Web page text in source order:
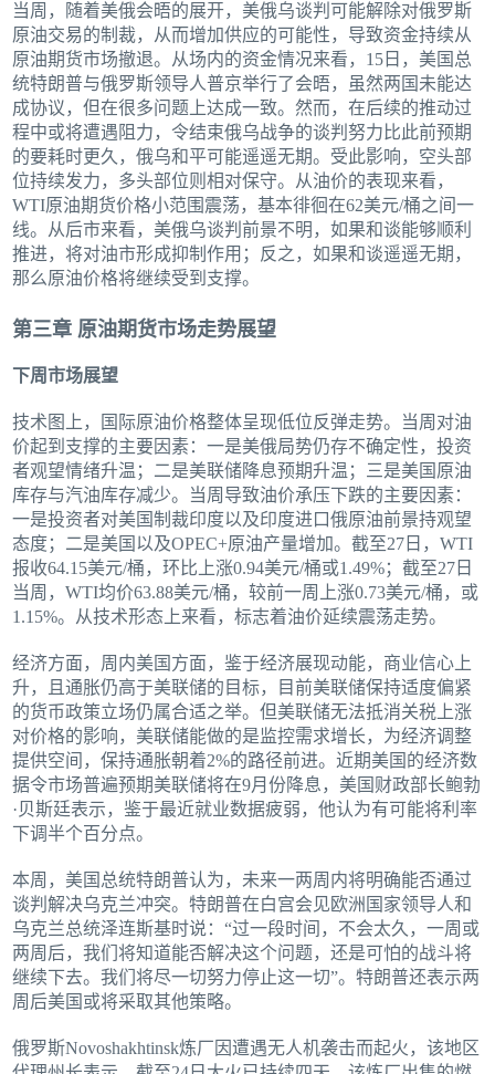
当周，随着美俄会晤的展开，美俄乌谈判可能解除对俄罗斯
原油交易的制裁，从而增加供应的可能性，导致资金持续从
原油期货市场撤退。从场内的资金情况来看，15日，美国总
统特朗普与俄罗斯领导人普京举行了会晤，虽然两国未能达
成协议，但在很多问题上达成一致。然而，在后续的推动过
程中或将遭遇阻力，令结束俄乌战争的谈判努力比此前预期
的要耗时更久，俄乌和平可能遥遥无期。受此影响，空头部
位持续发力，多头部位则相对保守。从油价的表现来看，
WTI原油期货价格小范围震荡，基本徘徊在62美元/桶之间一
线。从后市来看，美俄乌谈判前景不明，如果和谈能够顺利
推进，将对油市形成抑制作用；反之，如果和谈遥遥无期，
那么原油价格将继续受到支撑。
第三章 原油期货市场走势展望
下周市场展望
技术图上，国际原油价格整体呈现低位反弹走势。当周对油
价起到支撑的主要因素：一是美俄局势仍存不确定性，投资
者观望情绪升温；二是美联储降息预期升温；三是美国原油
库存与汽油库存减少。当周导致油价承压下跌的主要因素：
一是投资者对美国制裁印度以及印度进口俄原油前景持观望
态度；二是美国以及OPEC+原油产量增加。截至27日，WTI
报收64.15美元/桶，环比上涨0.94美元/桶或1.49%；截至27日
当周，WTI均价63.88美元/桶，较前一周上涨0.73美元/桶，或
1.15%。从技术形态上来看，标志着油价延续震荡走势。
经济方面，周内美国方面，鉴于经济展现动能，商业信心上
升，且通胀仍高于美联储的目标，目前美联储保持适度偏紧
的货币政策立场仍属合适之举。但美联储无法抵消关税上涨
对价格的影响，美联储能做的是监控需求增长，为经济调整
提供空间，保持通胀朝着2%的路径前进。近期美国的经济数
据令市场普遍预期美联储将在9月份降息，美国财政部长鲍勃
·贝斯廷表示，鉴于最近就业数据疲弱，他认为有可能将利率
下调半个百分点。
本周，美国总统特朗普认为，未来一两周内将明确能否通过
谈判解决乌克兰冲突。特朗普在白宫会见欧洲国家领导人和
乌克兰总统泽连斯基时说：“过一段时间，不会太久，一周或
两周后，我们将知道能否解决这个问题，还是可怕的战斗将
继续下去。我们将尽一切努力停止这一切”。特朗普还表示两
周后美国或将采取其他策略。
俄罗斯Novoshakhtinsk炼厂因遭遇无人机袭击而起火，该地区